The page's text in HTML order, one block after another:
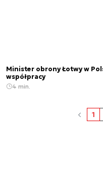
Minister obrony Łotwy w
współpracy
4 min.
1